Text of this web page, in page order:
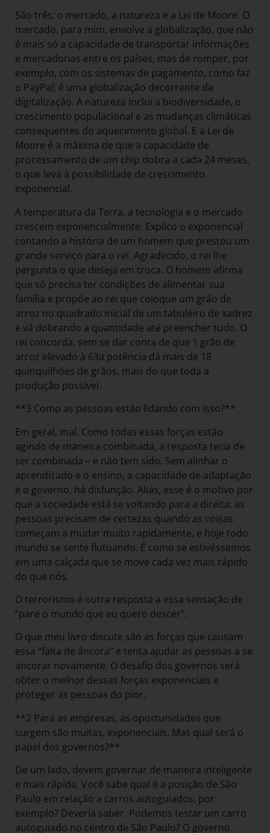
São três: o mercado, a natureza e a Lei de Moore. O
mercado, para mim, envolve a globalização, que não
é mais só a capacidade de transportar informações
e mercadorias entre os países, mas de romper, por
exemplo, com os sistemas de pagamento, como faz
o PayPal; é uma globalização decorrente da
digitalização. A natureza inclui a biodiversidade, o
crescimento populacional e as mudanças climáticas
consequentes do aquecimento global. E a Lei de
Moore é a máxima de que a capacidade de
processamento de um chip dobra a cada 24 meses,
o que leva à possibilidade de crescimento
exponencial.
A temperatura da Terra, a tecnologia e o mercado
crescem exponencialmente. Explico o exponencial
contando a história de um homem que prestou um
grande serviço para o rei. Agradecido, o rei lhe
pergunta o que deseja em troca. O homem afirma
que só precisa ter condições de alimentar sua
família e propõe ao rei que coloque um grão de
arroz no quadrado inicial de um tabuleiro de xadrez
e vá dobrando a quantidade até preencher tudo. O
rei concorda, sem se dar conta de que 1 grão de
arroz elevado à 63a potência dá mais de 18
quinquilhões de grãos, mais do que toda a
produção possível.
**3 Como as pessoas estão lidando com isso?**
Em geral, mal. Como todas essas forças estão
agindo de maneira combinada, a resposta teria de
ser combinada – e não tem sido. Sem alinhar o
aprendizado e o ensino, a capacidade de adaptação
e o governo, há disfunção. Aliás, esse é o motivo por
que a sociedade está se voltando para a direita: as
pessoas precisam de certezas quando as coisas
começam a mudar muito rapidamente, e hoje todo
mundo se sente flutuando. É como se estivéssemos
em uma calçada que se move cada vez mais rápido
do que nós.
O terrorismo é outra resposta a essa sensação de
“pare o mundo que eu quero descer”.
O que meu livro discute são as forças que causam
essa “falta de âncora” e tenta ajudar as pessoas a se
ancorar novamente. O desafio dos governos será
obter o melhor dessas forças exponenciais e
proteger as pessoas do pior.
**2 Para as empresas, as oportunidades que
surgem são muitas, exponenciais. Mas qual será o
papel dos governos?**
De um lado, devem governar de maneira inteligente
e mais rápida. Você sabe qual é a posição de São
Paulo em relação a carros autoguiados, por
exemplo? Deveria saber. Podemos testar um carro
autoguiado no centro de São Paulo? O governo